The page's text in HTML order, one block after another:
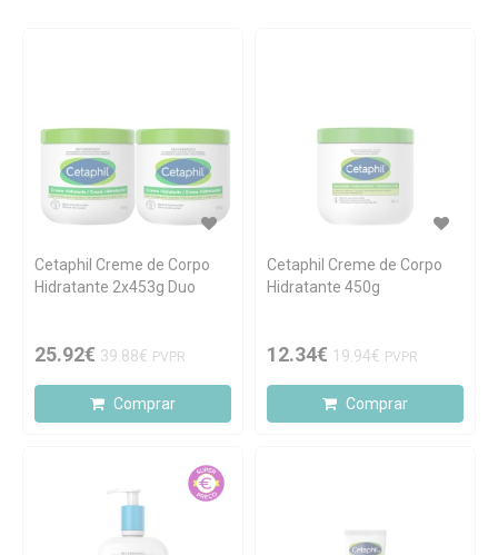
Cetaphil Creme de Corpo
Hidratante 2x453g Duo
25.92€ 39.88€ PVPR
Comprar
Cetaphil Creme de Corpo
Hidratante 450g
12.34€ 19.94€ PVPR
Comprar